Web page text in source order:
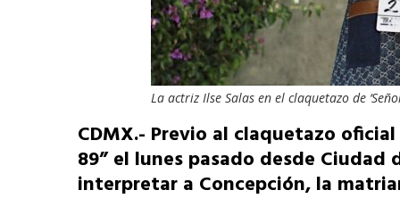
La actriz Ilse Salas en el claquetazo de
CDMX.- Previo al claquetazo
89” el lunes pasado desde
interpretar a Concepción, la